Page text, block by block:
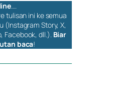
tulisan ini ke semua
(Instagram Story, X,
Facebook, dll.). Biar
baca!